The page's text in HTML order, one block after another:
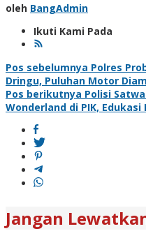
oleh BangAdmin
Ikuti Kami Pada
Navigasi
pos
Pos sebelumnya Polres
Dringu, Puluhan Motor
Pos berikutnya Polisi
Wonderland di PIK,
Jangan